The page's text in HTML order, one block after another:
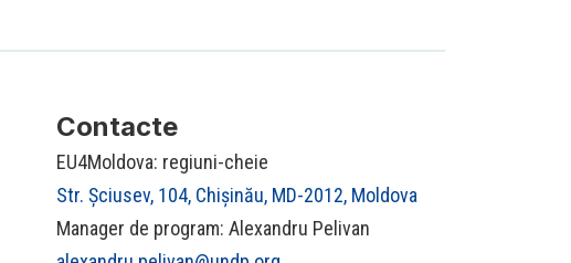
Contacte
EU4Moldova: regiuni-cheie
Str. Șciusev, 104, Chișinău, MD-2012, Moldova
Manager de program: Alexandru Pelivan